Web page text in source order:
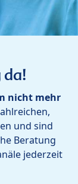
nicht mehr
und sind
Beratung
jederzeit